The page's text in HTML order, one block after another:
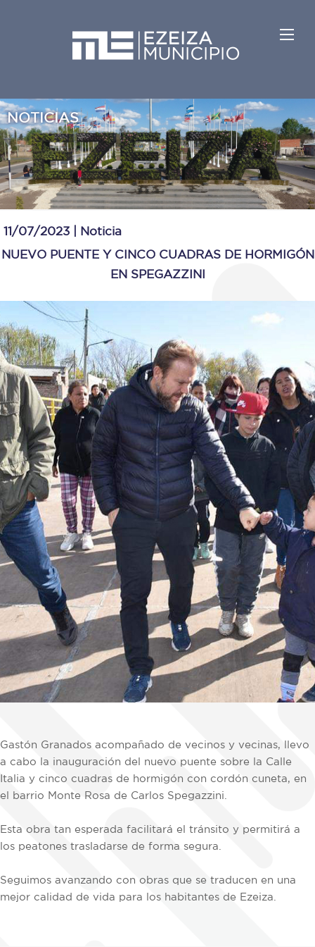
NOTICIAS
11/07/2023 |
Noticia
NUEVO PUENTE Y CINCO CUADRAS DE HORMIGÓN
EN SPEGAZZINI
Gastón Granados acompañado de vecinos y vecinas, llevo
a cabo la inauguración del nuevo puente sobre la Calle
Italia y cinco cuadras de hormigón con cordón cuneta, en
el barrio Monte Rosa de Carlos Spegazzini.
Esta obra tan esperada facilitará el tránsito y permitirá a
los peatones trasladarse de forma segura.
Seguimos avanzando con obras que se traducen en una
mejor calidad de vida para los habitantes de Ezeiza.